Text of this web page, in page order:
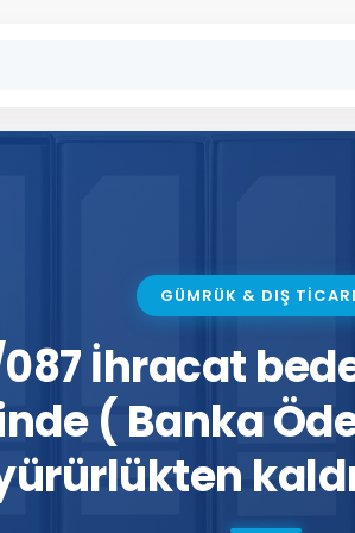
GÜMRÜK & DIŞ
İhracat
( Banka